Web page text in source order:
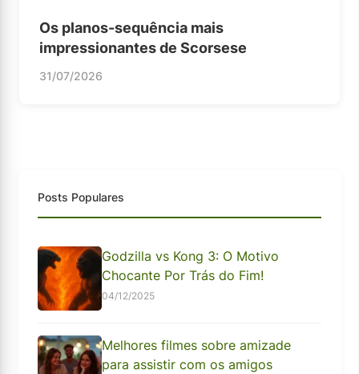
Os planos-sequência mais
impressionantes de Scorsese
31/07/2026
Posts Populares
Godzilla vs Kong 3: O Motivo
Chocante Por Trás do Fim!
04/12/2025
Melhores filmes sobre amizade
para assistir com os amigos